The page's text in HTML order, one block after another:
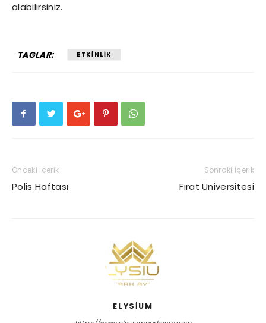
alabilirsiniz.
TAGLAR: ETKINLIK
Önceki İçerik
Polis Haftası
Sonraki İçerik
Fırat Üniversitesi
ELYSIUM